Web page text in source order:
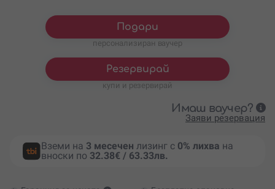
Подари
персонализиран ваучер
Резервирай
купи и резервирай
Имаш ваучер?
Заяви резервация
Вземи на 3 месечен лизинг с 0% лихва на
вноски по 32.38€ / 63.33лв.